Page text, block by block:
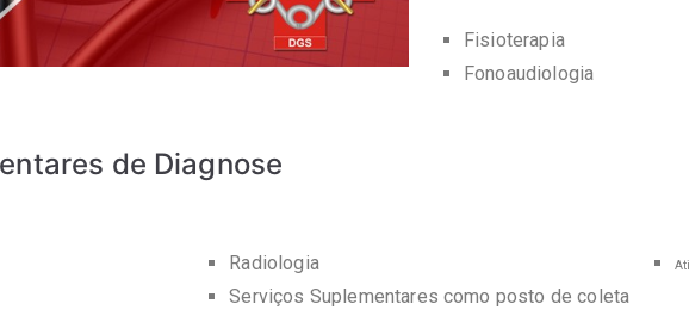
Fisioterapia
Fonoaudiologia
de Diagnose
Radiologia
Serviços Suplementares como posto de coleta